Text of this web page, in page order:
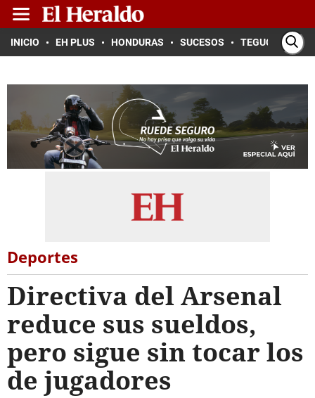
INICIO EH PLUS HONDURAS SUCESOS TEGUCIGALPA
Deportes
Directiva del Arsenal
reduce sus sueldos,
pero sigue sin tocar los
de jugadores